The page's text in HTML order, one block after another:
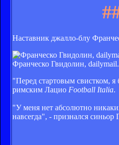
Наставник джалло-блу
Франческо Гвидолин,
"Перед стартовым свистком, я
римским Лацио Football Italia.
"У меня нет абсолютно
навсегда", - признался